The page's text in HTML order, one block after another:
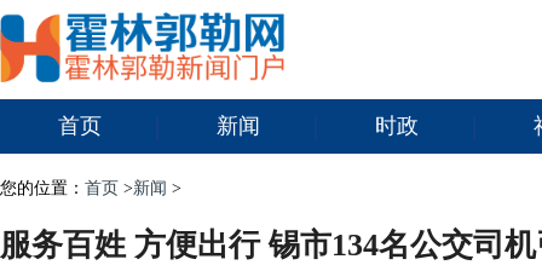
首页 新闻 时政
您的位置： 首页 >新闻 >
服务百姓 方便出行 锡市134名公交司